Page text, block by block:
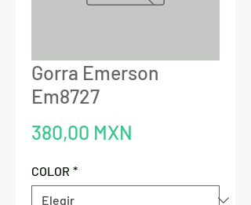
Gorra Emerson
Em8727
380,00 MXN
COLOR *